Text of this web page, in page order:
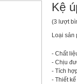
Kệ
(3 lượt
Loại sản
- Chất
- Chịu
- Tích
- Thiết